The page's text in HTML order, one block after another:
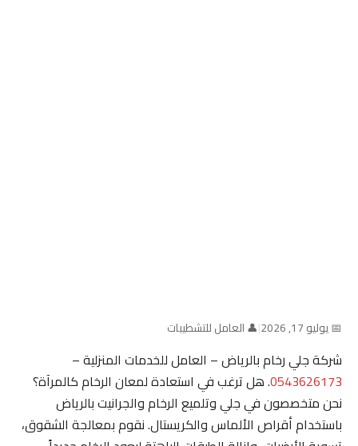
📅 يوليو 17, 2026 |👤 العامل للتشطيبات
شركة جلي رخام بالرياض – العامل للخدمات المنزلية –
0543626173. هل ترغب في استعادة لمعان الرخام كالمرآة؟
نحن متخصصون في جلي وتلميع الرخام والجرانيت بالرياض
باستخدام أقراص الألماس والكريستال. نقوم بمعالجة الشقوق،